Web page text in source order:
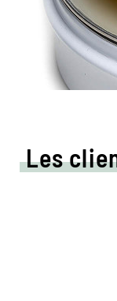
Les